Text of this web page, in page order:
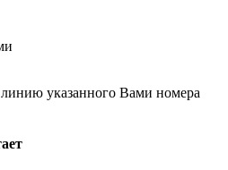
указанного Вами номера